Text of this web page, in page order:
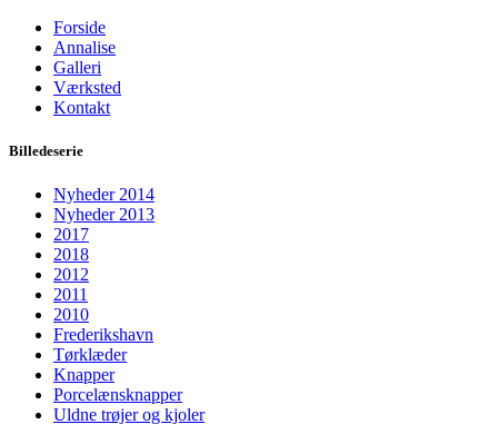
Forside
Annalise
Galleri
Værksted
Kontakt
Billedeserie
Nyheder 2014
Nyheder 2013
2017
2018
2012
2011
2010
Frederikshavn
Tørklæder
Knapper
Porcelænsknapper
Uldne trøjer og kjoler